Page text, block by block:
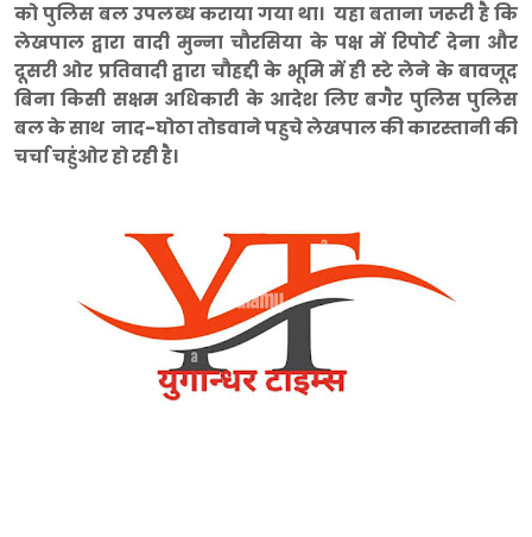
को पुलिस बल उपलब्ध कराया गया था। यहा बताना जरूरी है कि
लेखपाल द्वारा वादी मुन्ना चौरसिया के पक्ष में रिपोर्ट देना और
दूसरी ओर प्रतिवादी द्वारा चौहद्दी के भूमि में ही स्टे लेने के बावजूद
बिना किसी सक्षम अधिकारी के आदेश लिए बगैर पुलिस पुलिस
बल के साथ नाद-घोठा तोडवाने पहुचे लेखपाल की कारस्तानी की
चर्चा चहुंओर हो रही है।